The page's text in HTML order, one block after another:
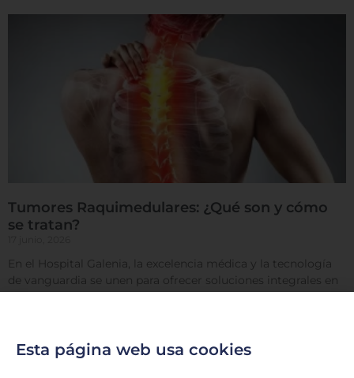
Tumores Raquimedulares: ¿Qué son y cómo
se tratan?
En el Hospital Galenia, la excelencia médica y la tecnología
de vanguardia se unen para ofrecer soluciones integrales en
Esta página web usa cookies